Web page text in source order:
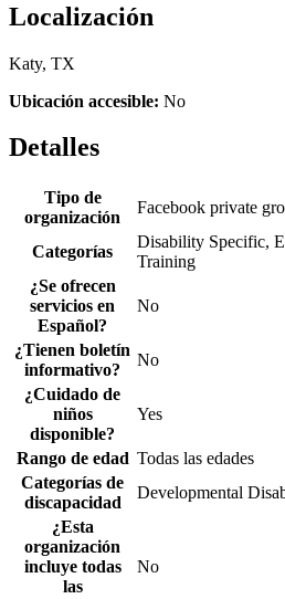
Localización
Katy, TX
Ubicación accesible: No
Detalles
Tipo de
organización
Facebook private
Categorías
Disability Specific,
Training
¿Se ofrecen
servicios en
Español?
No
¿Tienen boletín
informativo?
No
¿Cuidado de
niños
disponible?
Yes
Rango de edad Todas las edades
Categorías de
discapacidad
Developmental
¿Esta
organización
incluye todas
las
No